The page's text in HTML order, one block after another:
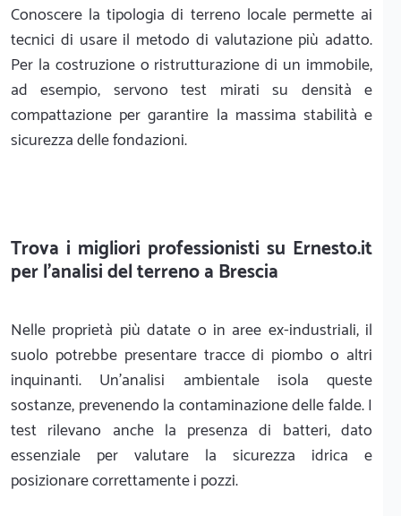
Conoscere la tipologia di terreno locale permette ai
tecnici di usare il metodo di valutazione più adatto.
Per la costruzione o ristrutturazione di un immobile,
ad esempio, servono test mirati su densità e
compattazione per garantire la massima stabilità e
sicurezza delle fondazioni.
Trova i migliori professionisti su Ernesto.it
per l'analisi del terreno a Brescia
Nelle proprietà più datate o in aree ex-industriali, il
suolo potrebbe presentare tracce di piombo o altri
inquinanti. Un'analisi ambientale isola queste
sostanze, prevenendo la contaminazione delle falde. I
test rilevano anche la presenza di batteri, dato
essenziale per valutare la sicurezza idrica e
posizionare correttamente i pozzi.